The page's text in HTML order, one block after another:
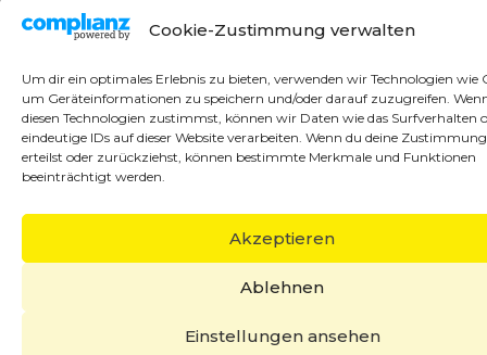
Cookie-Zustimmung verwalten
Um dir ein optimales Erlebnis zu bieten, verwenden wir Technologien wie
um Geräteinformationen zu speichern und/oder darauf zuzugreifen.
diesen Technologien zustimmst, können wir Daten wie das Surfverhalten
eindeutige IDs auf dieser Website verarbeiten. Wenn du deine
erteilst oder zurückziehst, können bestimmte Merkmale und Funktionen
beeinträchtigt werden.
Akzeptieren
Ablehnen
Einstellungen ansehen
©2026 AHS PrüftechnikAlle Rechte vorbehalten